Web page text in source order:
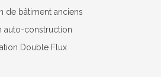
de bâtiment anciens
auto-construction
Double Flux